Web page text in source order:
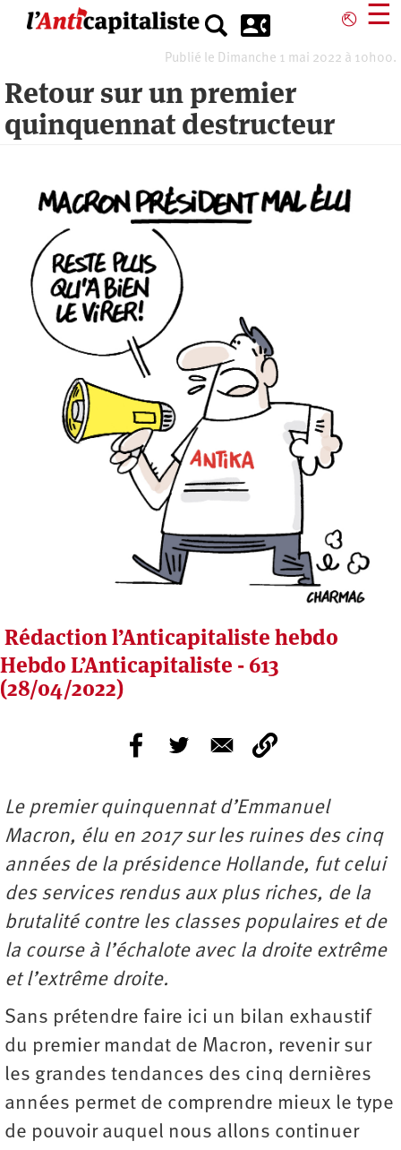
⎋ ☰
Publié le Dimanche 1 mai 2022 à 10h00.
Retour sur un premier
quinquennat destructeur
Rédaction l’Anticapitaliste hebdo
Hebdo L’Anticapitaliste - 613
(28/04/2022)
Le premier quinquennat d’Emmanuel
Macron, élu en 2017 sur les ruines des cinq
années de la présidence Hollande, fut celui
des services rendus aux plus riches, de la
brutalité contre les classes populaires et de
la course à l’échalote avec la droite extrême
et l’extrême droite.
Sans prétendre faire ici un bilan exhaustif
du premier mandat de Macron, revenir sur
les grandes tendances des cinq dernières
années permet de comprendre mieux le type
de pouvoir auquel nous allons continuer